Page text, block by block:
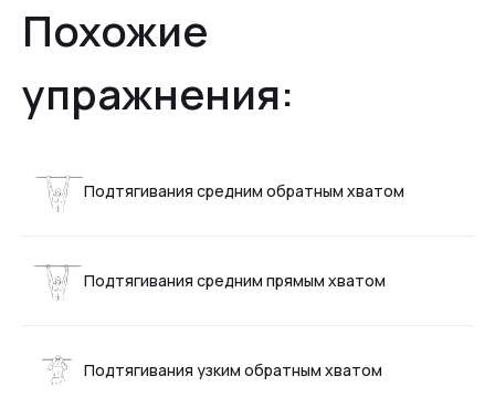
Похожие
упражнения:
Подтягивания средним обратным хватом
Подтягивания средним прямым хватом
Подтягивания узким обратным хватом